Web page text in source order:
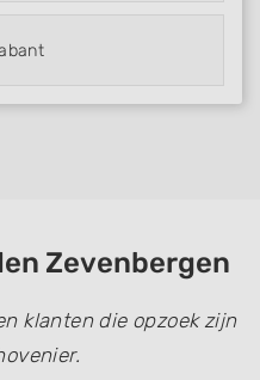
Zevenbergen
klanten die opzoek zijn